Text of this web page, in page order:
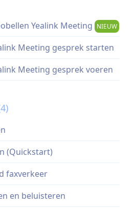
Yealink Meeting NIEUW
Meeting gesprek starten
Meeting gesprek voeren
(Quickstart)
faxverkeer
en beluisteren